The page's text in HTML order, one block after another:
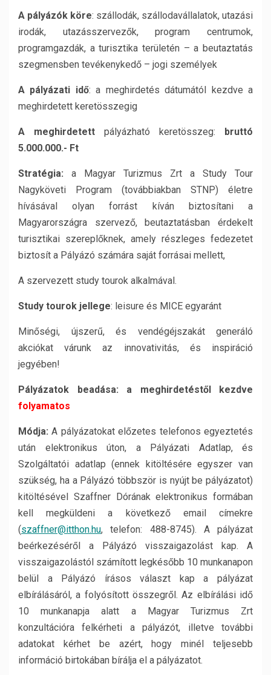
A pályázók köre: szállodák, szállodavállalatok, utazási
irodák, utazásszervezők, program centrumok,
programgazdák, a turisztika területén – a beutaztatás
szegmensben tevékenykedő – jogi személyek
A pályázati idő: a meghirdetés dátumától kezdve a
meghirdetett keretösszegig
A meghirdetett pályázható keretösszeg:
bruttó
5.000.000.- Ft
Stratégia: a Magyar Turizmus Zrt a Study Tour
Nagyköveti Program (továbbiakban STNP) életre
hívásával olyan forrást kíván biztosítani a
Magyarországra szervező, beutaztatásban érdekelt
turisztikai szereplőknek, amely részleges fedezetet
biztosít a Pályázó számára saját forrásai mellett,
A szervezett study tourok alkalmával.
Study tourok jellege: leisure és MICE egyaránt
Minőségi, újszerű, és vendégéjszakát generáló
akciókat várunk az innovativitás, és inspiráció
jegyében!
Pályázatok beadása: a meghirdetéstől kezdve
folyamatos
Módja: A pályázatokat előzetes telefonos egyeztetés
után elektronikus úton, a Pályázati Adatlap, és
Szolgáltatói adatlap (ennek kitöltésére egyszer van
szükség, ha a Pályázó többször is nyújt be pályázatot)
kitöltésével Szaffner Dórának elektronikus formában
kell megküldeni a következő email címekre
(szaffner@itthon.hu, telefon: 488-8745). A pályázat
beérkezéséről a Pályázó visszaigazolást kap. A
visszaigazolástól számított legkésőbb 10 munkanapon
belül a Pályázó írásos választ kap a pályázat
elbírálásáról, a folyósított összegről. Az elbírálási idő
10 munkanapja alatt a Magyar Turizmus Zrt
konzultációra felkérheti a pályázót, illetve további
adatokat kérhet be azért, hogy minél teljesebb
információ birtokában bírálja el a pályázatot.